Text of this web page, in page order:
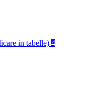
in tabelle) 4